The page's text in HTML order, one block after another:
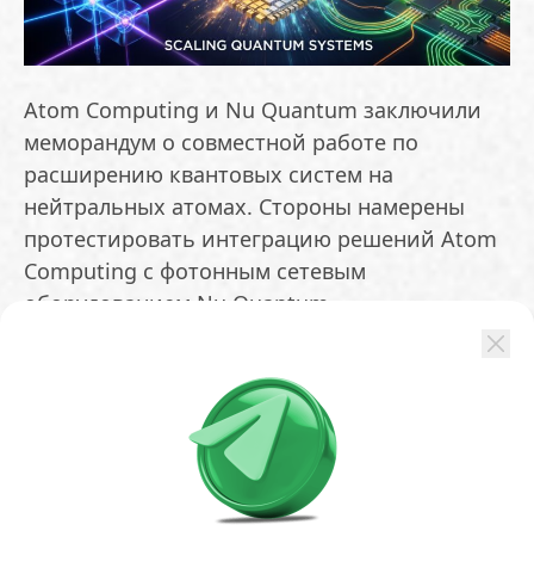
Atom Computing и Nu Quantum заключили
меморандум о совместной работе по
расширению квантовых систем на
нейтральных атомах. Стороны намерены
протестировать интеграцию решений Atom
Computing с фотонным сетевым
оборудованием Nu Quantum,
Сотрудничество будет направлено на
встроенные фотонные коммутаторы, методы
запутывания кубитов с фотонами и
разработку моделей распределённых